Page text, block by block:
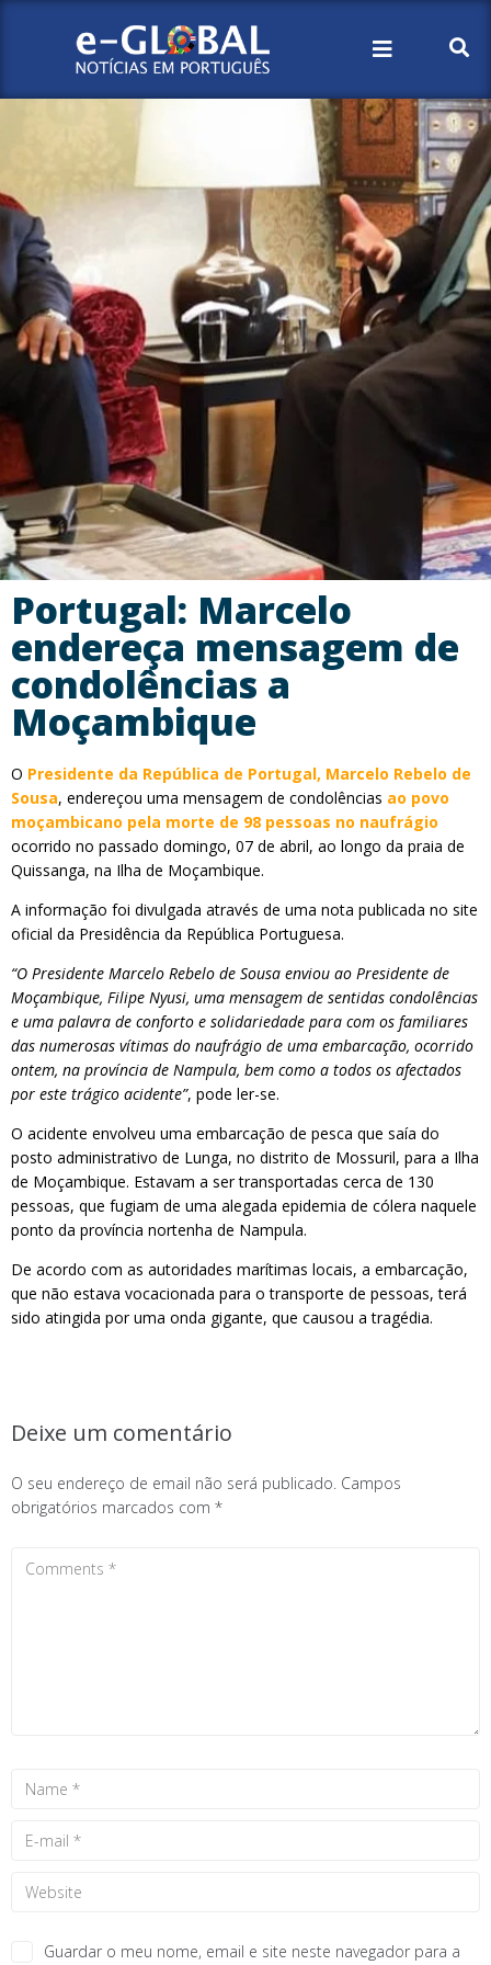
Portugal: Marcelo
endereça mensagem de
condolências a
Moçambique
O Presidente da República de Portugal, Marcelo Rebelo de
Sousa, endereçou uma mensagem de condolências ao povo
moçambicano pela morte de 98 pessoas no naufrágio
ocorrido no passado domingo, 07 de abril, ao longo da praia de
Quissanga, na Ilha de Moçambique.
A informação foi divulgada através de uma nota publicada no site
oficial da Presidência da República Portuguesa.
“O Presidente Marcelo Rebelo de Sousa enviou ao Presidente de
Moçambique, Filipe Nyusi, uma mensagem de sentidas condolências
e uma palavra de conforto e solidariedade para com os familiares
das numerosas vítimas do naufrágio de uma embarcação, ocorrido
ontem, na província de Nampula, bem como a todos os afectados
por este trágico acidente”, pode ler-se.
O acidente envolveu uma embarcação de pesca que saía do
posto administrativo de Lunga, no distrito de Mossuril, para a Ilha
de Moçambique. Estavam a ser transportadas cerca de 130
pessoas, que fugiam de uma alegada epidemia de cólera naquele
ponto da província nortenha de Nampula.
De acordo com as autoridades marítimas locais, a embarcação,
que não estava vocacionada para o transporte de pessoas, terá
sido atingida por uma onda gigante, que causou a tragédia.
Deixe um comentário
O seu endereço de email não será publicado. Campos
obrigatórios marcados com *
Guardar o meu nome, email e site neste navegador para a